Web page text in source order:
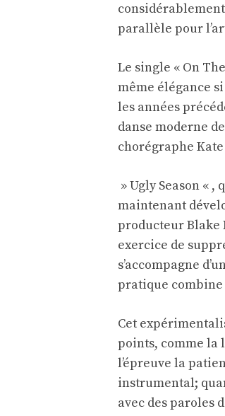
parallèle pour
Le single « On
même élégance
les années
danse moderne
chorégraphe
» Ugly Season «
maintenant
producteur Blake
exercice de
s’accompagne
pratique combine
Cet
points, comme la
l’épreuve la
instrumental;
avec des paroles